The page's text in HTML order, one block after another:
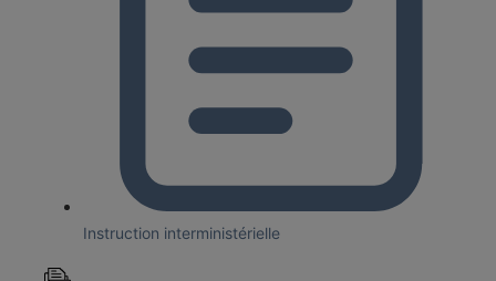
Instruction interministérielle